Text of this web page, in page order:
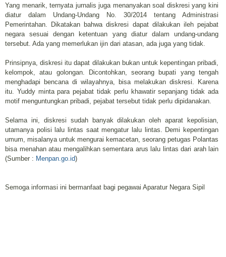
Yang menarik, ternyata jurnalis juga menanyakan soal diskresi yang kini
diatur dalam Undang-Undang No. 30/2014 tentang Administrasi
Pemerintahan. Dikatakan bahwa diskresi dapat dilakukan ileh pejabat
negara sesuai dengan ketentuan yang diatur dalam undang-undang
tersebut. Ada yang memerlukan ijin dari atasan, ada juga yang tidak.
Prinsipnya, diskresi itu dapat dilakukan bukan untuk kepentingan pribadi,
kelompok, atau golongan. Dicontohkan, seorang bupati yang tengah
menghadapi bencana di wilayahnya, bisa melakukan diskresi. Karena
itu. Yuddy minta para pejabat tidak perlu khawatir sepanjang tidak ada
motif menguntungkan pribadi, pejabat tersebut tidak perlu dipidanakan.
Selama ini, diskresi sudah banyak dilakukan oleh aparat kepolisian,
utamanya polisi lalu lintas saat mengatur lalu lintas. Demi kepentingan
umum, misalanya untuk mengurai kemacetan, seorang petugas Polantas
bisa menahan atau mengalihkan sementara arus lalu lintas dari arah lain
(Sumber : Menpan.go.id)
Semoga informasi ini bermanfaat bagi pegawai Aparatur Negara Sipil